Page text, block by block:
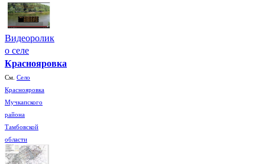
Видеоролик
о селе
Краснояровка
См. Село
Краснояровка
Мучкапского
района
Тамбовской
области